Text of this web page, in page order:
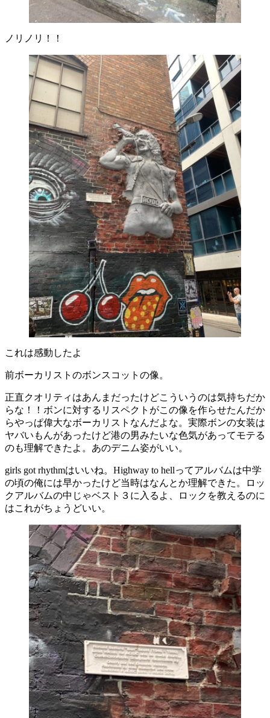
ノリノリ！！
これは感動したよ
前ボーカリストのボンスコットの像。
正直クオリティはあんまだったけどこういうのは気持ちだか
らな！！ボンに対するリスペクトがこの像を作らせたんだか
らやっぱ偉大なボーカリストなんだよな。実際ボンの女装は
ヤバいもんがあったけど港の男みたいな色気があってモテる
のも理解できたよ。あのデニム姿がいい。
girls got rhythmはいいね。Highway to hellってアルバムは中学
の頃の俺には早かったけど当時はなんとか理解できた。ロッ
クアルバムの中じゃベスト３に入るよ、ロックを教えるのに
はこれがちょうどいい。